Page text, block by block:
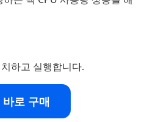
하고 실행합니다.
바로 구매